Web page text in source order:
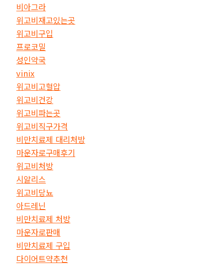
비아그라
위고비재고있는곳
위고비구입
프로코밀
성인약국
vinix
위고비고혈압
위고비건강
위고비파는곳
위고비직구가격
비만치료제 대리처방
마운자로구매후기
위고비처방
시알리스
위고비당뇨
아드레닌
비만치료제 처방
마운자로판매
비만치료제 구입
다이어트약추천